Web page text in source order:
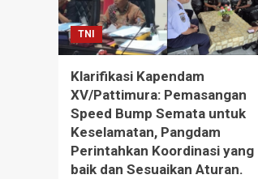
TNI
Klarifikasi Kapendam
XV/Pattimura: Pemasangan
Speed Bump Semata untuk
Keselamatan, Pangdam
Perintahkan Koordinasi yang
baik dan Sesuaikan Aturan.